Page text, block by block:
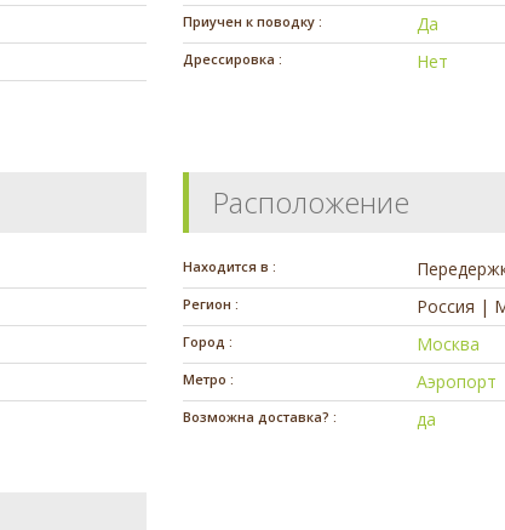
Приучен к поводку : Да
Дрессировка : Нет
Расположение
Находится в :
Регион : Россия |
Город : Москва
Метро : Аэропорт
Возможна доставка? : да